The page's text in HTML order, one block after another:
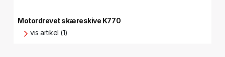
Motordrevet skæreskive K770
vis artikel (1)